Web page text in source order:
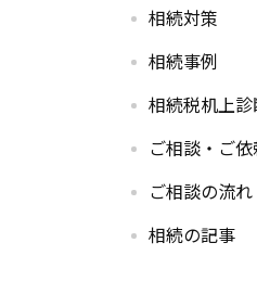
相続対策
相続事例
相続税机上診
ご相談・ご
ご相談の流れ
相続の記事